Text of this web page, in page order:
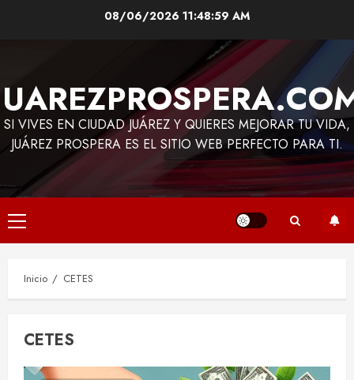
08/06/2026 11:49:00 AM
SI VIVES EN CIUDAD JUÁREZ Y QUIERES MEJORAR TU VIDA,
JUÁREZ PROSPERA ES EL SITIO WEB PERFECTO PARA TI.
Menú
principal
Inicio CETES
CETES